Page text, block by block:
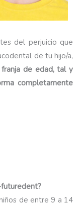
del perjuicio que
de tu hijo/a,
de edad, tal y
completamente
futuredent?
de entre 9 a 14